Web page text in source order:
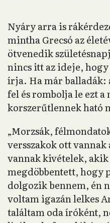
Nyáry arra is
mintha Grecsó az
ötvenedik
nincs itt az ideje, hogy
írja. Ha már balladák:
fel és rombolja le ezt a
korszerűtlennek ható
„Morzsák,
versszakok ott vannak
vannak kivételek,
megdöbbentett, hogy
dolgozik bennem, én
voltam igazán lelkes
találtam oda íróként,